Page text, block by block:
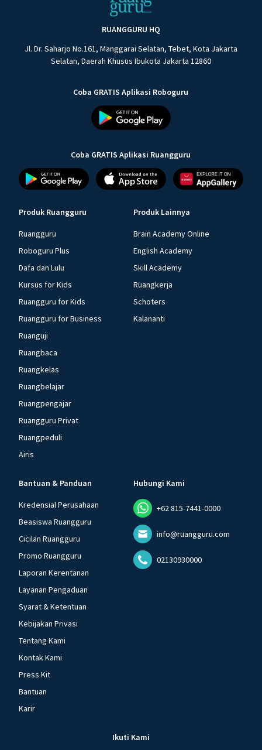
RUANGGURU HQ
Jl. Dr. Saharjo No.161, Manggarai Selatan, Tebet, Kota Jakarta
Selatan, Daerah Khusus Ibukota Jakarta 12860
Coba GRATIS Aplikasi Roboguru
Coba GRATIS Aplikasi Ruangguru
Produk Ruangguru
Ruangguru
Roboguru Plus
Dafa dan Lulu
Kursus for Kids
Ruangguru for Kids
Ruangguru for Business
Ruanguji
Ruangbaca
Ruangkelas
Ruangbelajar
Ruangpengajar
Ruangguru Privat
Ruangpeduli
Airis
Produk Lainnya
Brain Academy Online
English Academy
Skill Academy
Ruangkerja
Schoters
Kalananti
Bantuan & Panduan
Kredensial Perusahaan
Beasiswa Ruangguru
Cicilan Ruangguru
Promo Ruangguru
Laporan Kerentanan
Layanan Pengaduan
Syarat & Ketentuan
Kebijakan Privasi
Tentang Kami
Kontak Kami
Press Kit
Bantuan
Karir
Hubungi Kami
+62 815-7441-0000
info@ruangguru.com
02130930000
Ikuti Kami